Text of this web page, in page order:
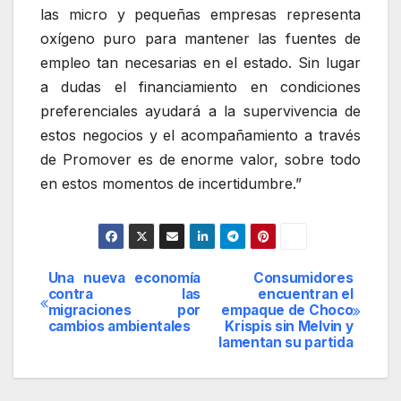
las micro y pequeñas empresas representa
oxígeno puro para mantener las fuentes de
empleo tan necesarias en el estado. Sin lugar
a dudas el financiamiento en condiciones
preferenciales ayudará a la supervivencia de
estos negocios y el acompañamiento a través
de Promover es de enorme valor, sobre todo
en estos momentos de incertidumbre.”
Navegación
de
Consumidores
encuentran el
empaque de Choco
Krispis sin Melvin y
lamentan su partida
Una nueva economía
contra las
migraciones por
cambios ambientales